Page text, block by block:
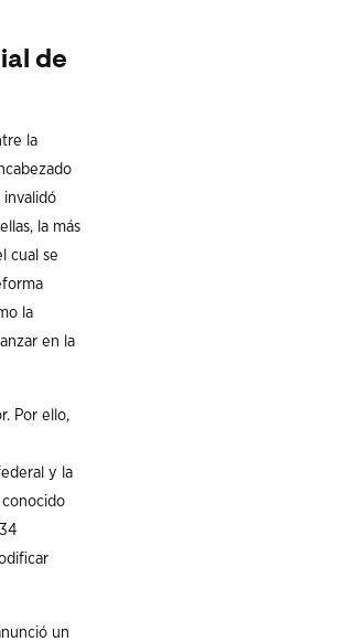
de
la
invalidó
la más
cual se
la
en la
Por ello,
y la
un